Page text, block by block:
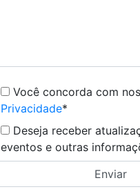
Você concorda com
Privacidade*
Deseja receber
eventos e outras